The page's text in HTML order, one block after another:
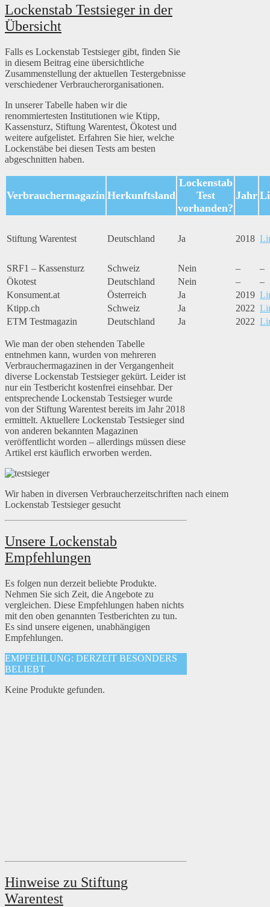
Lockenstab Testsieger in der
Übersicht
Falls es Lockenstab Testsieger gibt, finden Sie
in diesem Beitrag eine übersichtliche
Zusammenstellung der aktuellen Testergebnisse
verschiedener Verbraucherorganisationen.
In unserer Tabelle haben wir die
renommiertesten Institutionen wie Ktipp,
Kassensturz, Stiftung Warentest, Ökotest und
weitere aufgelistet. Erfahren Sie hier, welche
Lockenstäbe bei diesen Tests am besten
abgeschnitten haben.
Verbrauchermagazin Herkunftsland
Lockenstab
Test
vorhanden?
Jahr
Stiftung Warentest Deutschland Ja 2018
SRF1 – Kassensturz Schweiz Nein –
–
Ökotest
Deutschland Nein –
–
Konsument.at
Österreich Ja 2019
Ktipp.ch
Schweiz Ja 2022
ETM Testmagazin
Deutschland Ja 2022
Wie man der oben stehenden Tabelle
entnehmen kann, wurden von mehreren
Verbrauchermagazinen in der Vergangenheit
diverse Lockenstab Testsieger gekürt. Leider ist
nur ein Testbericht kostenfrei einsehbar. Der
entsprechende Lockenstab Testsieger wurde
von der Stiftung Warentest bereits im Jahr 2018
ermittelt. Aktuellere Lockenstab Testsieger sind
von anderen bekannten Magazinen
veröffentlicht worden – allerdings müssen diese
Artikel erst käuflich erworben werden.
Wir haben in diversen Verbraucherzeitschriften nach einem
Lockenstab Testsieger gesucht
Unsere Lockenstab
Empfehlungen
Es folgen nun derzeit beliebte Produkte.
Nehmen Sie sich Zeit, die Angebote zu
vergleichen. Diese Empfehlungen haben nichts
mit den oben genannten Testberichten zu tun.
Es sind unsere eigenen, unabhängigen
Empfehlungen.
EMPFEHLUNG: DERZEIT BESONDERS
BELIEBT
Keine Produkte gefunden.
Hinweise zu Stiftung
Warentest